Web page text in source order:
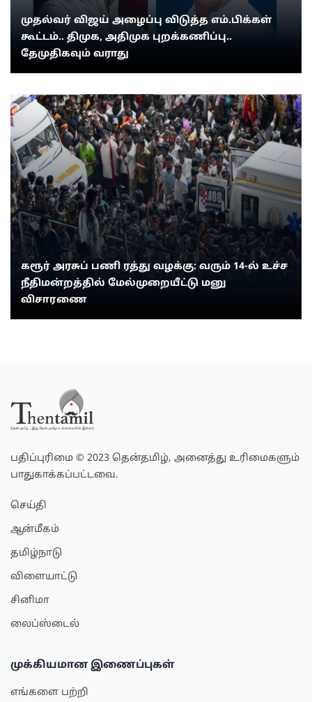
முதல்வர் விஜய் அழைப்பு விடுத்த எம்.பிக்கள்
கூட்டம்.. திமுக, அதிமுக புறக்கணிப்பு..
தேமுதிகவும் வராது
கரூர் அரசுப் பணி ரத்து வழக்கு: வரும் 14-ல் உச்ச
நீதிமன்றத்தில் மேல்முறையீட்டு மனு
விசாரணை
பதிப்புரிமை © 2023 தென்தமிழ், அனைத்து உரிமைகளும்
பாதுகாக்கப்பட்டவை.
செய்தி
ஆன்மீகம்
தமிழ்நாடு
விளையாட்டு
சினிமா
லைப்ஸ்டைல்
முக்கியமான இணைப்புகள்
எங்களை பற்றி